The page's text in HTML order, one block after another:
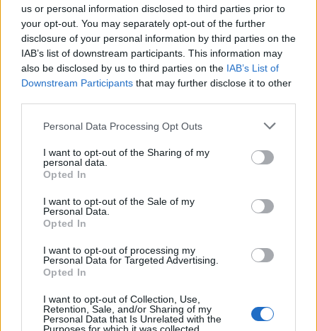
us or personal information disclosed to third parties prior to
your opt-out. You may separately opt-out of the further
disclosure of your personal information by third parties on the
IAB’s list of downstream participants. This information may
also be disclosed by us to third parties on the IAB’s List of
Downstream Participants that may further disclose it to other
Personal Data Processing Opt Outs
I want to opt-out of the Sharing of my
personal data.
Opted In
I want to opt-out of the Sale of my
Personal Data.
Opted In
I want to opt-out of processing my
Personal Data for Targeted Advertising.
Opted In
I want to opt-out of Collection, Use,
Retention, Sale, and/or Sharing of my
Personal Data that Is Unrelated with the
ALEXANDRU BACIU
Έλληνας συμπαραγωγός: VIEW MASTER
FILMS ΜΟΝ. Α.Ε.
Ποσό: 85.000,00 ευρώ
Στο πλαίσιο του Προγράμματος Micro-Budget
Plus, εγκρίθηκαν οι ενισχύσεις των παρακάτω πέντε
σχεδίων, συνολικού ποσού 299.936 ευρώ:
ΕΔΩ ΜΙΛΑΝΕ ΓΙΑ ΛΑΤΡΕΙΑ (ντοκιμαντέρ)
Σενάριο: ΒΥΡΩΝΑΣ ΚΡΙΤΖΑΣ